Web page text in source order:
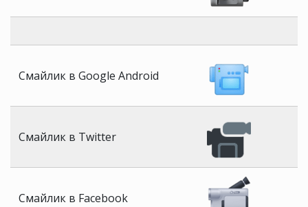
Смайлик в Google Android
Смайлик в Twitter
Смайлик в Facebook